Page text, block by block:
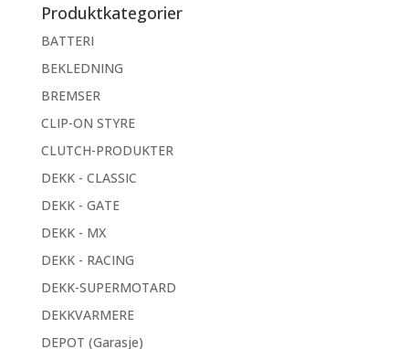
Produktkategorier
BATTERI
BEKLEDNING
BREMSER
CLIP-ON STYRE
CLUTCH-PRODUKTER
DEKK - CLASSIC
DEKK - GATE
DEKK - MX
DEKK - RACING
DEKK-SUPERMOTARD
DEKKVARMERE
DEPOT (Garasje)